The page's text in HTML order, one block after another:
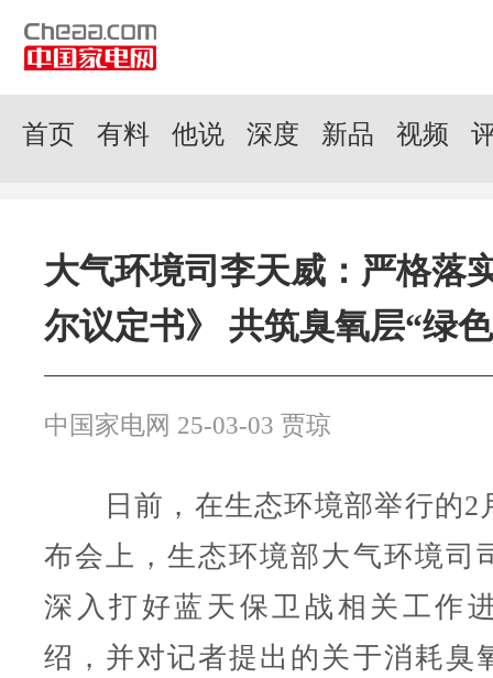
首页 有料 他说 深度 新品 视频
大气环境司李天威：严格落
尔议定书》 共筑臭氧层“绿
中国家电网 25-03-03 贾琼
日前，在生态环境部举行的2
布会上，生态环境部大气环境司
深入打好蓝天保卫战相关工作
绍，并对记者提出的关于消耗臭